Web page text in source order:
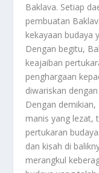
Baklava. Setiap
pembuatan
kekayaan budaya
Dengan begitu,
keajaiban
penghargaan
diwariskan
Dengan
manis yang lezat,
pertukaran
dan kisah di
merangkul